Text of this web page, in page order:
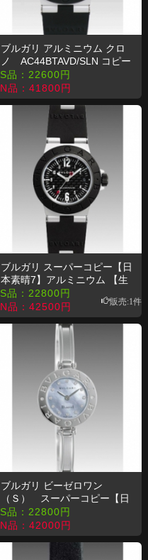
ブルガリ アルミニウム クロ
ノ AC44BTAVD/SLN コピー
時計
S品： 22600円
N品： 41800円
ブルガリ スーパーコピー【日
本素晴7】アルミニウム 【生
産終了モデル】 AL29BTAVD
S品： 22800円
N品： 42500円
販売:1件
ブルガリ ビーゼロワン
（Ｓ） スーパーコピー【日
本素晴7】BZ22BSS/12P(S)
S品： 22800円
N品： 42000円